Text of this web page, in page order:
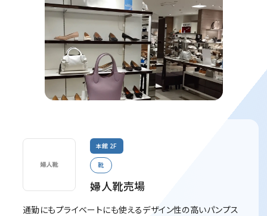
本館 2F
靴
婦人靴売場
通勤にもプライベートにも使えるデザイン性の高いパンプス